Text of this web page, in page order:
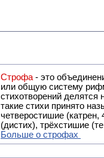
Строфа - это объединение двух
или общую систему рифм, и регулярно или периодически
стихотворений делятся на строфы и т.о. являются строфическими.
такие стихи принято называть астрофическими. Самая популярная строфа в русской поэзии -
четверостишие
(дистих), трёхстишие
Больше о строфах